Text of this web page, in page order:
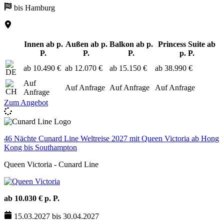
bis Hamburg
Innen ab p.
P.
Außen ab p.
P.
Balkon ab p.
P.
Princess Suite ab
p. P.
ab 10.490 € ab 12.070 € ab 15.150 €
ab 38.990 €
Auf
Anfrage
Auf Anfrage Auf Anfrage
Auf Anfrage
Zum Angebot
46 Nächte Cunard Line Weltreise 2027 mit Queen Victoria ab Hong
Kong bis Southampton
Queen Victoria - Cunard Line
ab 10.030 € p. P.
15.03.2027 bis 30.04.2027